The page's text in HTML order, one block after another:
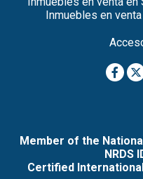
Inmuebles en
Member of the
NRDS
Certified